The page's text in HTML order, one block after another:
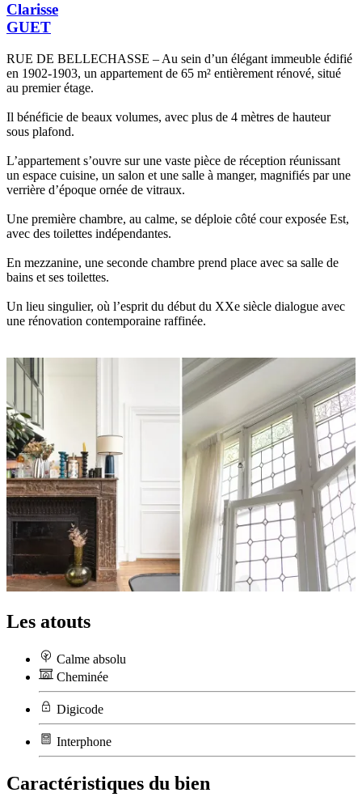
Clarisse
GUET
RUE DE BELLECHASSE – Au sein d’un élégant immeuble édifié
en 1902-1903, un appartement de 65 m² entièrement rénové, situé
au premier étage.
Il bénéficie de beaux volumes, avec plus de 4 mètres de hauteur
sous plafond.
L’appartement s’ouvre sur une vaste pièce de réception réunissant
un espace cuisine, un salon et une salle à manger, magnifiés par une
verrière d’époque ornée de vitraux.
Une première chambre, au calme, se déploie côté cour exposée Est,
avec des toilettes indépendantes.
En mezzanine, une seconde chambre prend place avec sa salle de
bains et ses toilettes.
Un lieu singulier, où l’esprit du début du XXe siècle dialogue avec
une rénovation contemporaine raffinée.
Les atouts
Calme absolu
Cheminée
Digicode
Interphone
Caractéristiques du bien